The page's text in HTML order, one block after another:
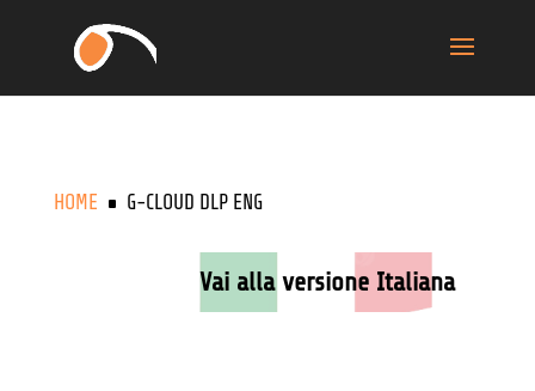
HOME ^ G-CLOUD DLP ENG
Vai alla versione Italiana